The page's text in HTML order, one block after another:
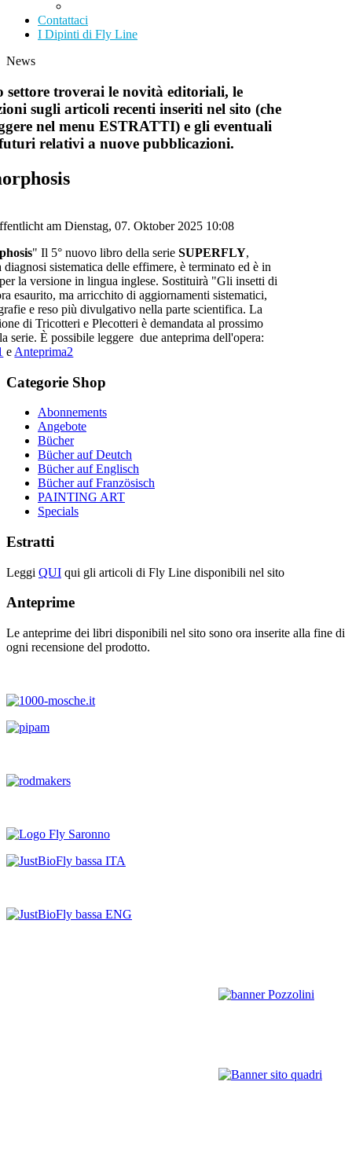
Contattaci
I Dipinti di Fly Line
News
settore troverai le novità editoriali, le
sugli articoli recenti inseriti nel sito (che
nel menu ESTRATTI) e gli eventuali
relativi a nuove pubblicazioni.
am Dienstag, 07. Oktober 2025 10:08
" Il 5° nuovo libro della serieSUPERFLY,
diagnosi sistematica delle effimere, è terminato ed è in
la versione in lingua inglese. Sostituirà "Gli insetti di
esaurito, ma arricchito di aggiornamenti sistematici,
e reso più divulgativo nella parte scientifica. La
di Tricotteri e Plecotteri è demandata al prossimo
serie. È possibile leggere due anteprima dell'opera:
e Anteprima2
Categorie Shop
Abonnements
Angebote
Bücher
Bücher auf Deutch
Bücher auf Englisch
Bücher auf Französisch
PAINTING ART
Specials
Estratti
Leggi QUI qui gli articoli di Fly Line disponibili nel sito
Anteprime
Le anteprime dei libri disponibili nel sito sono ora inserite alla fine di
ogni recensione del prodotto.